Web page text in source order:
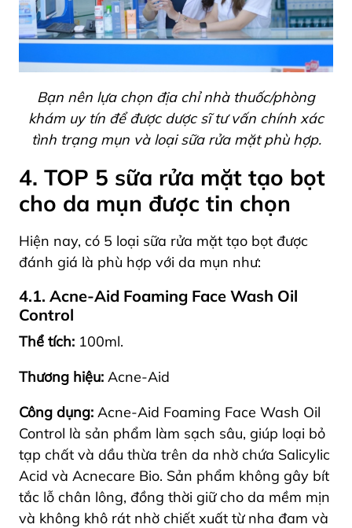
Bạn nên lựa chọn địa chỉ nhà thuốc/phòng
khám uy tín để được dược sĩ tư vấn chính xác
tình trạng mụn và loại sữa rửa mặt phù hợp.
4. TOP 5 sữa rửa mặt tạo bọt
cho da mụn được tin chọn
Hiện nay, có 5 loại sữa rửa mặt tạo bọt được
đánh giá là phù hợp với da mụn như:
4.1. Acne-Aid Foaming Face Wash Oil
Control
Thể tích: 100ml.
Thương hiệu: Acne-Aid
Công dụng: Acne-Aid Foaming Face Wash Oil
Control là sản phẩm làm sạch sâu, giúp loại bỏ
tạp chất và dầu thừa trên da nhờ chứa Salicylic
Acid và Acnecare Bio. Sản phẩm không gây bít
tắc lỗ chân lông, đồng thời giữ cho da mềm mịn
và không khô rát nhờ chiết xuất từ nha đam và